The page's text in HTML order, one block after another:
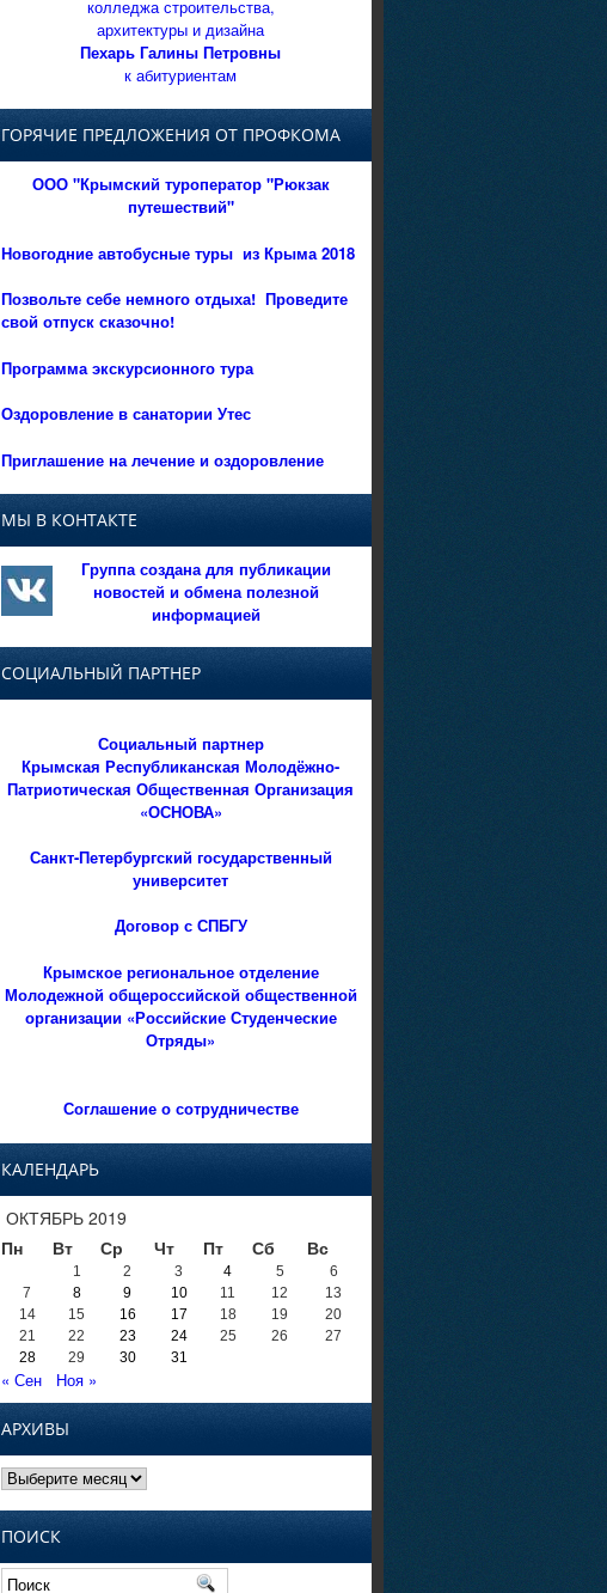
колледжа строительства,
архитектуры и дизайна
Пехарь Галины Петровны
к абитуриентам
ГОРЯЧИЕ ПРЕДЛОЖЕНИЯ ОТ ПРОФКОМА
ООО "Крымский туроператор "Рюкзак
путешествий"
Новогодние автобусные туры из Крыма 2018
Позвольте себе немного отдыха! Проведите
свой отпуск сказочно!
Программа экскурсионного тура
Оздоровление в санатории Утес
Приглашение на лечение и оздоровление
МЫ В КОНТАКТЕ
Группа создана для публикации
новостей и обмена полезной
информацией
СОЦИАЛЬНЫЙ ПАРТНЕР
Социальный партнер
Крымская Республиканская Молодёжно-
Патриотическая Общественная Организация
«ОСНОВА»
Санкт-Петербургский государственный
университет
Договор с СПБГУ
Крымское региональное отделение
Молодежной общероссийской общественной
организации «Российские Студенческие
Отряды»
Соглашение о сотрудничестве
КАЛЕНДАРЬ
ОКТЯБРЬ 2019
Пн
Вт Ср Чт Пт Сб Вс
1 2 3 4 5
6
7
8 9 10 11 12
13
14
15 16 17 18 19
20
21
22 23 24 25 26
27
28
29 30 31
« Сен Ноя »
АРХИВЫ
Архивы
ПОИСК